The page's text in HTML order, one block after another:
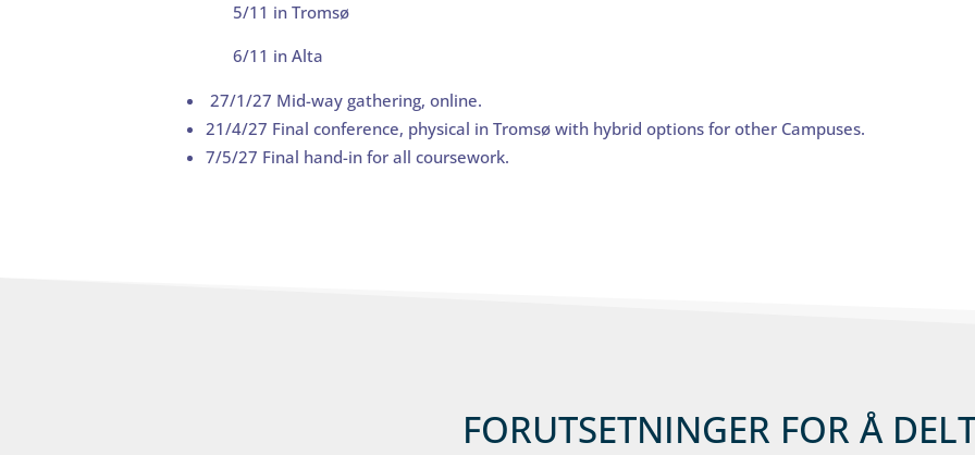
5/11 in Tromsø
6/11 in Alta
27/1/27 Mid-way gathering, online.
21/4/27 Final conference, physical in Tromsø with hybrid options for other Campuses.
7/5/27 Final hand-in for all coursework.
FORUTSETNINGER FOR Å